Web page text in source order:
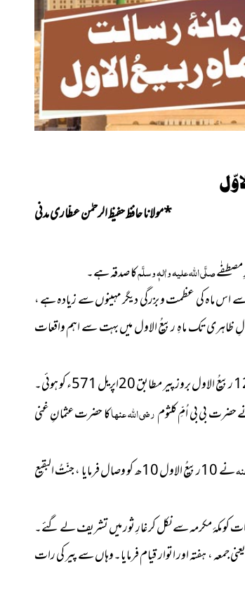
*مولانا حافظ حفیظ الرحمٰن عطّاری مدنی
مصطفٰےصلَّی اللہ علیہ واٰلہٖ وسلَّمکا صدقہ ہے۔
ماہ کی عظمت و بزرگی دیگر مہینوں سے زیادہ ہے ،
تک ماہِ ربیعُ الاول میں بہت سے اہم واقعات
بی بی اُمِّ کلثومرضی اللہ عنہاکا حضرت عثمانِ غنی
نے 10ربیعُ الاول 10ھ کو وصال فرمایا ، جنّتُ البقیع
جمعرات کی رات کو مکۂ مکرمہ سے نکل کر غارِ ثور میں تشریف لے گئے۔
یعنی جمعہ ، ہفتہ اور اتوار قیام فرمایا۔وہاں سے پیر کی رات